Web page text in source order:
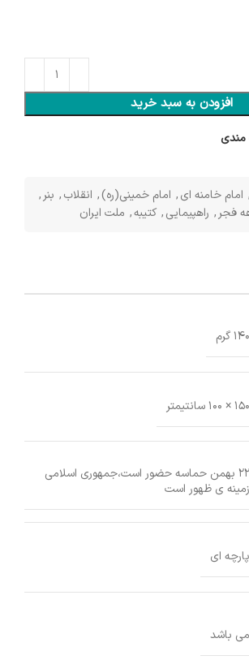
افزودن به سبد خرید
مندی
, امام خامنه ای, امام خمینی(ره), انقلاب, بنر ,
فجر , راهپیمایی, کتیبه, ملت ایران
140 گرم
150 × 100 سانتیمتر
22 بهمن حماسه حضور است،جمهوری اسلامی
زمینه ی ظهور است
پارچه ای
می باشد